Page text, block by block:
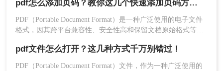
3、最后，需要对PDF编辑修改文字之后的进行本地
最终保存，即可保存修改文字之后的PDF文件，以
便于下次使用。
常见的pdf怎么编辑方法和相关技巧。 pdf怎么添加页码？教你这几个快速添加页码方法！
PDF（Portable Document Format）是一种广泛使用的电子文件
格式，因其跨平台兼容性、安全性高和保留文档原始格式等特
件添加页码，以便更好地管理和阅读。本文将详细介绍pdf怎么
添加页码。
pdf文件怎么打开？这几种方式千万别错过！
PDF（Portable Document Format）文件，作为一种广泛使用的